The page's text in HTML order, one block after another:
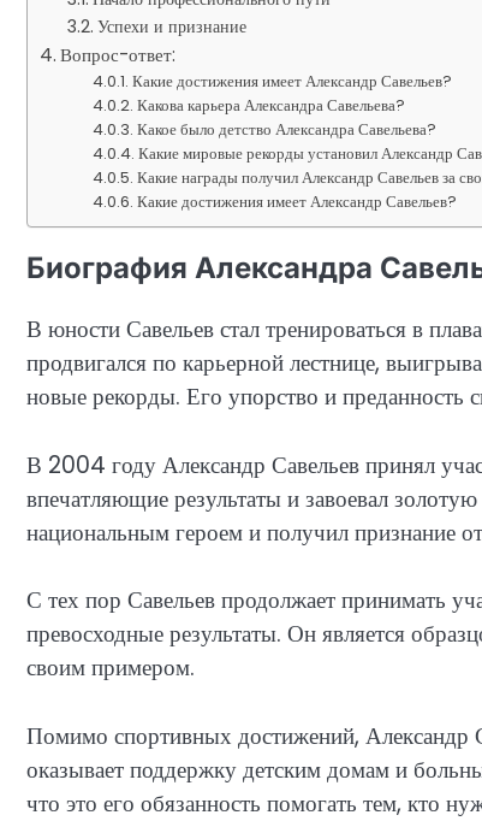
Успехи и признание
Вопрос-ответ:
Какие достижения имеет Александр Савельев?
Какова карьера Александра Савельева?
Какое было детство Александра Савельева?
Какие мировые рекорды установил Александр
Какие награды получил Александр Савельев за
Какие достижения имеет Александр Савельев?
Биография Александра
В юности Савельев стал тренироваться в
продвигался по карьерной лестнице,
новые рекорды. Его упорство и преданность
В 2004 году Александр Савельев принял
впечатляющие результаты и завоевал
национальным героем и получил признание
С тех пор Савельев продолжает принимать
превосходные результаты. Он является
своим примером.
Помимо спортивных достижений, Александр
оказывает поддержку детским домам и
что это его обязанность помогать тем, кто